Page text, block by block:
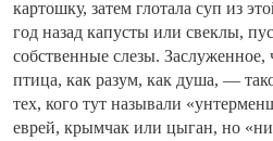
картошку, затем глотала суп из
год назад капусты или свеклы,
собственные слезы. Заслуженное,
птица, как разум, как душа, —
тех, кого тут называли
еврей, крымчак или цыган, но